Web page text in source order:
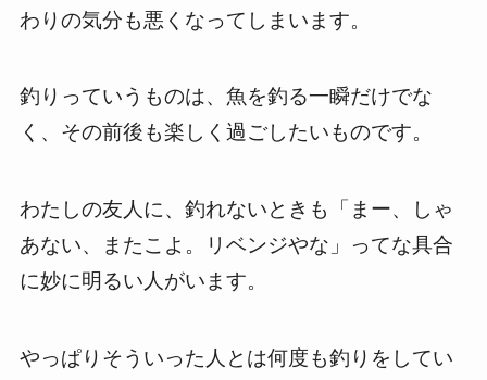
わりの気分も悪くなってしまいます。
釣りっていうものは、魚を釣る一瞬だけでな
く、その前後も楽しく過ごしたいものです。
わたしの友人に、釣れないときも「まー、しゃ
あない、またこよ。リベンジやな」ってな具合
に妙に明るい人がいます。
やっぱりそういった人とは何度も釣りをしてい